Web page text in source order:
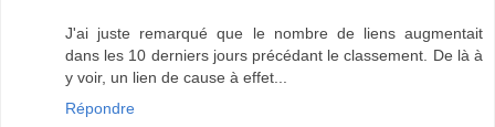
J'ai juste remarqué que le nombre de liens augmentait
dans les 10 derniers jours précédant le classement. De là à
y voir, un lien de cause à effet...
Répondre